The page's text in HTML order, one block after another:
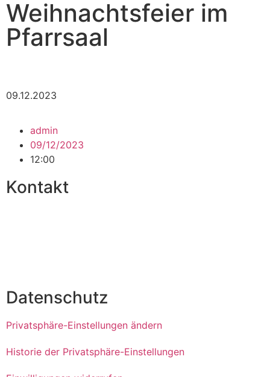
Weihnachtsfeier im
Pfarrsaal
09.12.2023
admin
09/12/2023
12:00
Kontakt
Datenschutz
Privatsphäre-Einstellungen ändern
Historie der Privatsphäre-Einstellungen